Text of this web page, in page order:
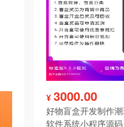
¥ 3000.00
好物盲盒开发制作
软件系统小程序源码